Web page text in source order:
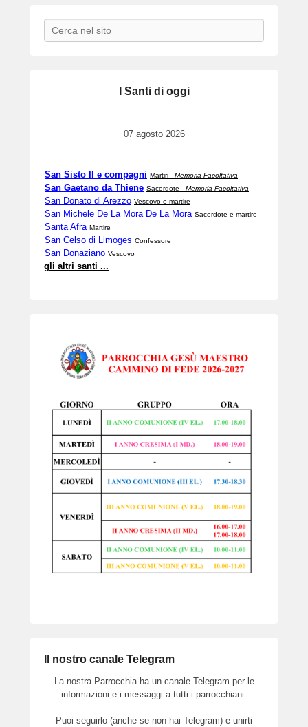
Search
I Santi di oggi
07 agosto 2026
San Sisto II e compagni Martiri - Memoria Facoltativa
San Gaetano da Thiene Sacerdote - Memoria Facoltativa
San Donato di Arezzo Vescovo e martire
San Michele De La Mora De La Mora Sacerdote e martire
Santa Afra Martire
San Celso di Limoges Confessore
San Donaziano Vescovo
gli altri santi ...
Il nostro canale Telegram
La nostra Parrocchia ha un canale Telegram per le
informazioni e i messaggi a tutti i parrocchiani.
Puoi seguirlo (anche se non hai Telegram) e unirti